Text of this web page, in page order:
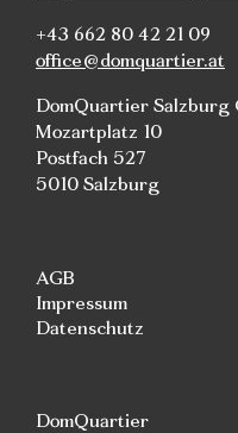
+43 662 80 42 21 09
office@domquartier.at
DomQuartier Salzburg
Mozartplatz 10
Postfach 527
5010 Salzburg
AGB
Impressum
Datenschutz
DomQuartier